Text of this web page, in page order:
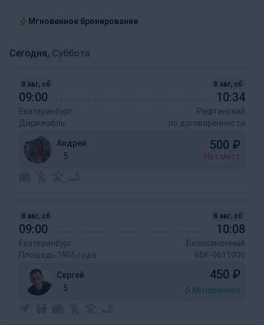
Мгновенное бронирование
Сегодня, Суббота
09:00
8 авг, сб
Екатеринбург
Дирижабль
10:34
8 авг, сб
Рефтинский
по договоренности
Андрей
5
500 ₽
Нет мест
09:00
8 авг, сб
Екатеринбург
Площадь 1905 года
10:08
8 авг, сб
Белокаменный
65К-0611000
Сергей
5
450 ₽
Мгновенное